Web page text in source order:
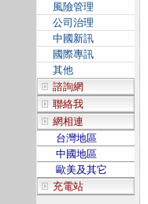
風險管理
公司治理
中國新訊
國際專訊
其他
諮詢網
聯絡我
網相連
台灣地區
中國地區
歐美及其它
充電站